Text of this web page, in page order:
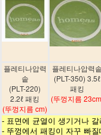
플레티나압력
솥
(PLT-220)
2.2ℓ 패킹
(뚜껑지름 cm)
플레티나압력솥
(PLT-350) 3.5ℓ
패킹
(뚜껑지름
- 표면에 균열이 생기거나 갈
- 뚜껑에서 패킹이 자꾸 빠질